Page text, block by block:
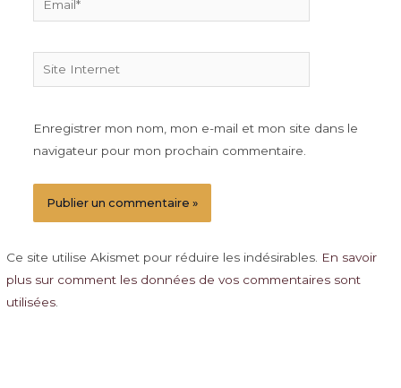
Site
Internet
Enregistrer mon nom, mon e-mail et mon site dans le
navigateur pour mon prochain commentaire.
Ce site utilise Akismet pour réduire les indésirables. En savoir
plus sur comment les données de vos commentaires sont
utilisées